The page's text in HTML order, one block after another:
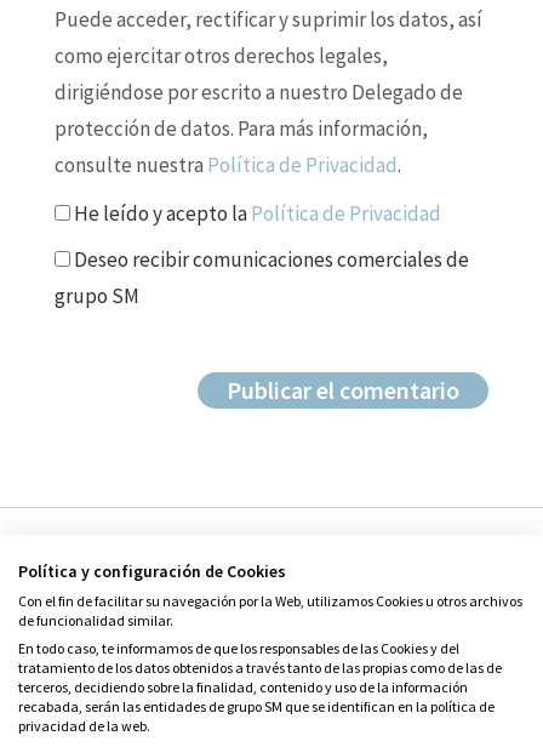
Puede acceder, rectificar y suprimir los datos, así
como ejercitar otros derechos legales,
dirigiéndose por escrito a nuestro Delegado de
protección de datos. Para más información,
consulte nuestra Política de Privacidad.
He leído y acepto laPolítica de Privacidad
Deseo recibir comunicaciones comerciales de
grupo SM
© Grupo SM
Condiciones de uso
Política y configuración de Cookies
Con el fin de facilitar su navegación por la Web, utilizamos Cookies u otros archivos
de funcionalidad similar.
En todo caso, te informamos de que los responsables de las Cookies y del
tratamiento de los datos obtenidos a través tanto de las propias como de las de
terceros, decidiendo sobre la finalidad, contenido y uso de la información
recabada, serán las entidades de grupo SM que se identifican en la política de
privacidad de la web.